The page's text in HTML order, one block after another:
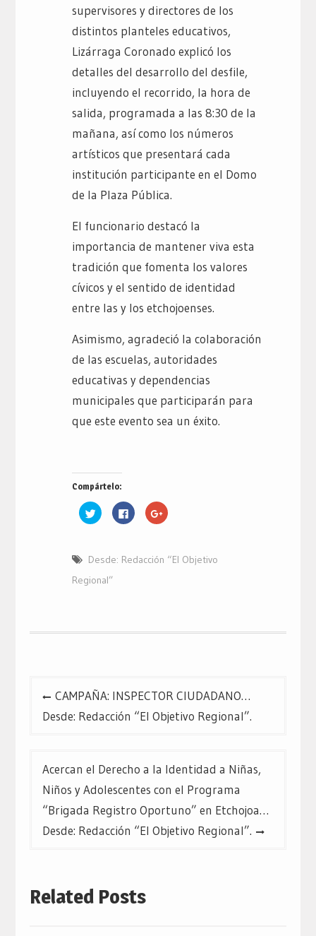
supervisores y directores de los
distintos planteles educativos,
Lizárraga Coronado explicó los
detalles del desarrollo del desfile,
incluyendo el recorrido, la hora de
salida, programada a las 8:30 de la
mañana, así como los números
artísticos que presentará cada
institución participante en el Domo
de la Plaza Pública.
El funcionario destacó la
importancia de mantener viva esta
tradición que fomenta los valores
cívicos y el sentido de identidad
entre las y los etchojoenses.
Asimismo, agradeció la colaboración
de las escuelas, autoridades
educativas y dependencias
municipales que participarán para
que este evento sea un éxito.
Compártelo:
Haz
clic
(Se
en
una
Haz
clic
Facebook
(Se
Haz
clic
Google+
(Se
Desde: Redacción “El Objetivo
Regional”
Navegación
CAMPAÑA: INSPECTOR CIUDADANO…
Desde: Redacción “El Objetivo Regional”.
Acercan el Derecho a la Identidad a Niñas,
Niños y Adolescentes con el Programa
“Brigada Registro Oportuno” en Etchojoa…
Desde: Redacción “El Objetivo Regional”.
Related Posts